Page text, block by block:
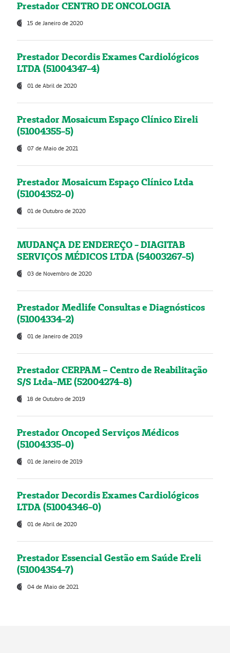
Prestador CENTRO DE ONCOLOGIA
15 de Janeiro de 2020
Prestador Decordis Exames Cardiológicos
LTDA (51004347-4)
01 de Abril de 2020
Prestador Mosaicum Espaço Clínico Eireli
(51004355-5)
07 de Maio de 2021
Prestador Mosaicum Espaço Clínico Ltda
(51004352-0)
01 de Outubro de 2020
MUDANÇA DE ENDEREÇO - DIAGITAB
SERVIÇOS MÉDICOS LTDA (54003267-5)
03 de Novembro de 2020
Prestador Medlife Consultas e Diagnósticos
(51004334-2)
01 de Janeiro de 2019
Prestador CERPAM – Centro de Reabilitação
S/S Ltda-ME (52004274-8)
18 de Outubro de 2019
Prestador Oncoped Serviços Médicos
(51004335-0)
01 de Janeiro de 2019
Prestador Decordis Exames Cardiológicos
LTDA (51004346-0)
01 de Abril de 2020
Prestador Essencial Gestão em Saúde Ereli
(51004354-7)
04 de Maio de 2021